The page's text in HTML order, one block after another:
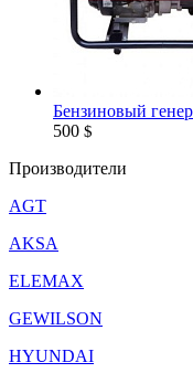
Бензиновый
500 $
Производители
AGT
AKSA
ELEMAX
GEWILSON
HYUNDAI